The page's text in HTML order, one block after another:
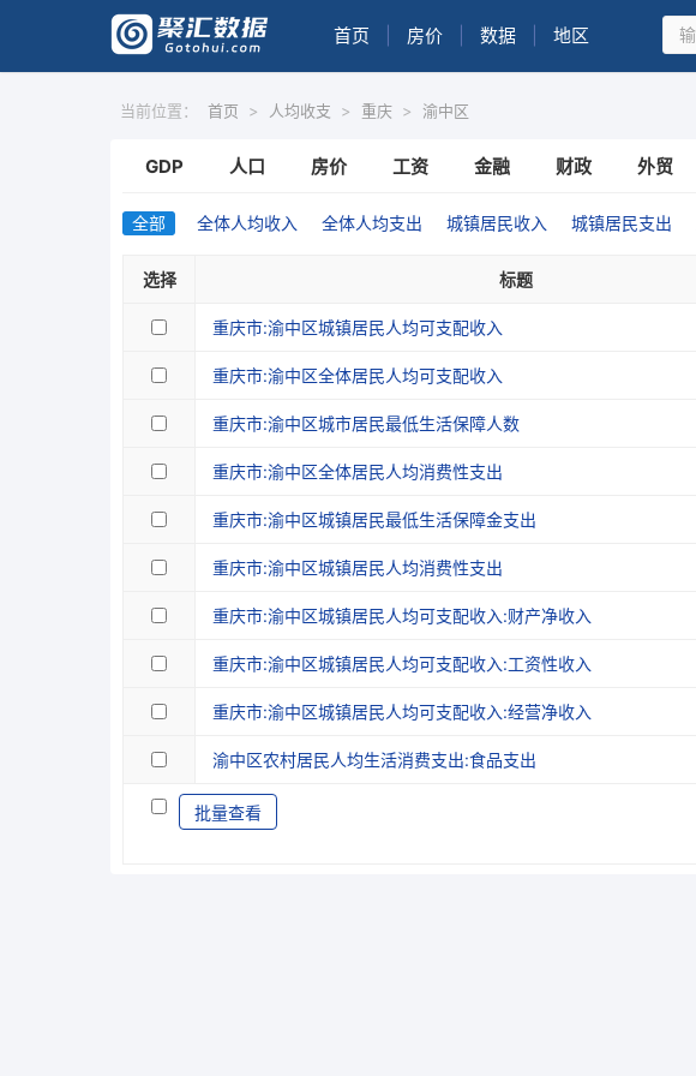
首页 房价 数据 地区
当前位置： 首页 > 人均收支 > 重庆 > 渝中区
GDP 人口 房价 工资 金融 财政 外贸
全部 全体人均收入 全体人均支出 城镇居民收入 城镇居民支出
选择 标题
重庆市:渝中区城镇居民人均可支配收入
重庆市:渝中区全体居民人均可支配收入
重庆市:渝中区城市居民最低生活保障人数
重庆市:渝中区全体居民人均消费性支出
重庆市:渝中区城镇居民最低生活保障金支出
重庆市:渝中区城镇居民人均消费性支出
重庆市:渝中区城镇居民人均可支配收入:财产净收入
重庆市:渝中区城镇居民人均可支配收入:工资性收入
重庆市:渝中区城镇居民人均可支配收入:经营净收入
渝中区农村居民人均生活消费支出:食品支出
批量查看